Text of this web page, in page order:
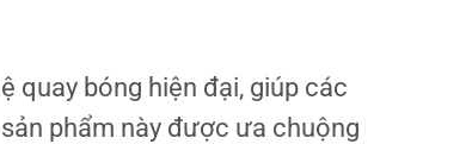
quay bóng hiện đại, giúp các
phẩm này được ưa chuộng